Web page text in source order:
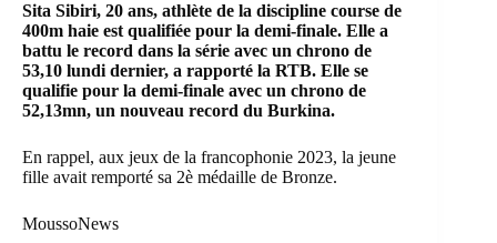
Sita Sibiri, 20 ans, athlète de la discipline course de
400m haie est qualifiée pour la demi-finale. Elle a
battu le record dans la série avec un chrono de
53,10 lundi dernier, a rapporté la RTB. Elle se
qualifie pour la demi-finale avec un chrono de
52,13mn, un nouveau record du Burkina.
En rappel, aux jeux de la francophonie 2023, la jeune
fille avait remporté sa 2è médaille de Bronze.
MoussoNews